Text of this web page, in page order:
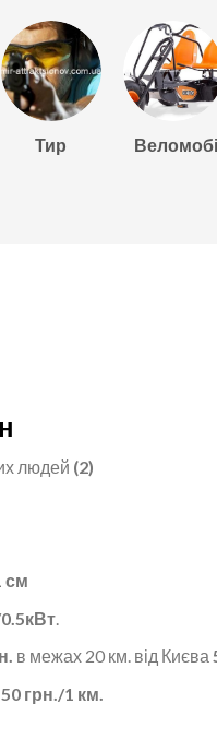
Тир
людей (2)
см
.
в межах 20 км. від Києва
50грн./1 км.